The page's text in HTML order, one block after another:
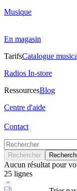
Musique
En magasin
TarifsCatalogue
Radios In-store
RessourcesBlog
Centre d'aide
Contact
Rechercher
Aucun résultat pour
25 lignes